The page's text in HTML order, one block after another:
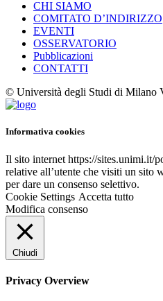
CHI SIAMO
COMITATO D’INDIRIZZO
EVENTI
OSSERVATORIO
Pubblicazioni
CONTATTI
© Università degli Studi di Milano
Informativa cookies
Il sito internet https://sites.unimi.it/
relative all’utente che visiti un sito
per dare un consenso selettivo.
Cookie Settings Accetta tutto
Modifica consenso
Chiudi
Privacy Overview